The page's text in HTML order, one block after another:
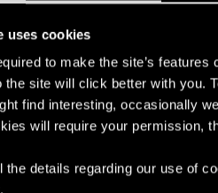
uses cookies
to make the site’s
the site will click better with you.
find interesting, occasionally
will require your permission,
the details regarding our use of
Enhanced na Series X.
:/